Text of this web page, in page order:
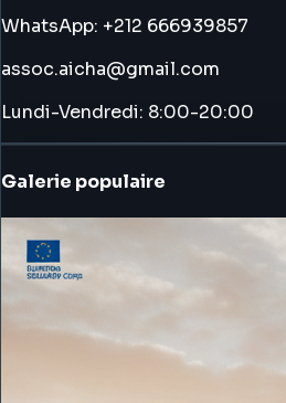
WhatsApp: +212 666939857
assoc.aicha@gmail.com
Lundi-Vendredi: 8:00-20:00
Galerie populaire